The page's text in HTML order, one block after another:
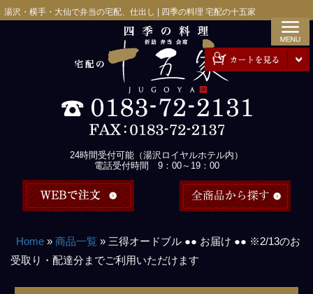
コ湯沢・横手・大仙で弁当の宅配、仕出し | 四季の料理 宅配の十五家
24時間受付可能（湯沢ロイヤルホテル内）
電話受付時間 9：00～19：00
Home» 商品一覧 » 三得オードブル ●● お届け ●● ※2/13のお
受取り・配達分までご利用いただけます